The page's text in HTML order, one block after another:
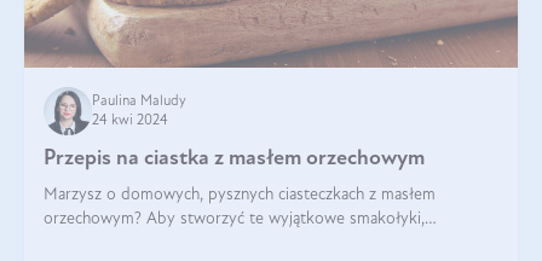
Paulina Maludy
24 kwi 2024
Przepis na ciastka z masłem orzechowym
Marzysz o domowych, pysznych ciasteczkach z masłem
orzechowym? Aby stworzyć te wyjątkowe smakołyki,